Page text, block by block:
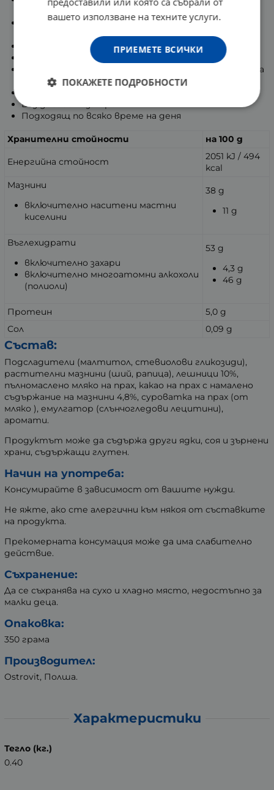
кремове
Продуктът е подсладен с малтитол, който е
наполовина по-малко калоричен от захарта
Ниско съдържание на захари
Наситен и плътен вкус на шоколад с лешник
Не предизвиква толкова резки пикове на кръвната
Без добавени захари
Подходящ по всяко време на деня
Хранителни стойности на 100 g
Енергийна стойност
2051 kJ / 494
kcal
Мазнини
включително наситени мастни
киселини
38 g
11 g
Въглехидрати
включително захари
включително многоатомни алкохоли
(полиоли)
53 g
4,3 g
46 g
Протеин
5,0 g
Сол
0,09 g
Състав:
Подсладители (малтитол, стевиолови гликозиди),
растителни мазнини (ший, рапица), лешници 10%,
пълномаслено мляко на прах, какао на прах с намалено
съдържание на мазнини 4,8%, суроватка на прах (от
мляко ), емулгатор (слънчогледови лецитини),
аромати.
Продуктът може да съдържа други ядки, соя и зърнени
храни, съдържащи глутен.
Начин на употреба:
Консумирайте в зависимост от вашите нужди.
Не яжте, ако сте алергични към някоя от съставките
на продукта.
Прекомерната консумация може да има слабително
действие.
Съхранение:
Да се съхранява на сухо и хладно място, недостъпно за
малки деца.
Опаковка:
350 грама
Производител:
Ostrovit, Полша.
Характеристики
Тегло (кг.)
0.40
вашето използване на техните услуги.
ПРИЕМЕТЕ ВСИЧКИ
ПОКАЖЕТЕ ПОДРОБНОСТИ